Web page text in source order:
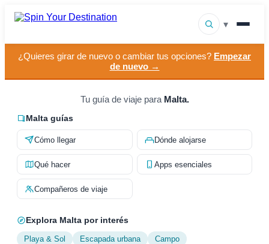
▾
Destinos
Cómo funciona
Sobre nosotros
Contacto
¿Quieres girar de nuevo o cambiar tus opciones? Empezar
de nuevo →
Tu guía de viaje para Malta.
Malta guías
Cómo llegar Dónde alojarse
Qué hacer Apps esenciales
Compañeros de viaje
Explora Malta por interés
Playa & Sol Escapada urbana
Campo